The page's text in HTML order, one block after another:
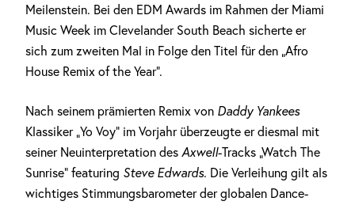
Meilenstein. Bei den EDM Awards im Rahmen der Miami
Music Week im Clevelander South Beach sicherte er
sich zum zweiten Mal in Folge den Titel für den „Afro
House Remix of the Year“.
Nach seinem prämierten Remix von Daddy Yankees
Klassiker „Yo Voy“ im Vorjahr überzeugte er diesmal mit
seiner Neuinterpretation des Axwell-Tracks „Watch The
Sunrise“ featuring Steve Edwards. Die Verleihung gilt als
wichtiges Stimmungsbarometer der globalen Dance-